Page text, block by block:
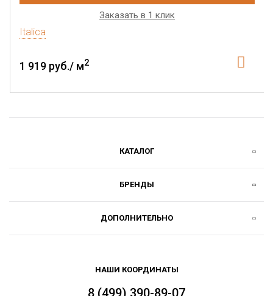
Заказать в 1 клик
Italica
1 919 руб./ м2
КАТАЛОГ
БРЕНДЫ
ДОПОЛНИТЕЛЬНО
НАШИ КООРДИНАТЫ
8 (499) 390-89-07